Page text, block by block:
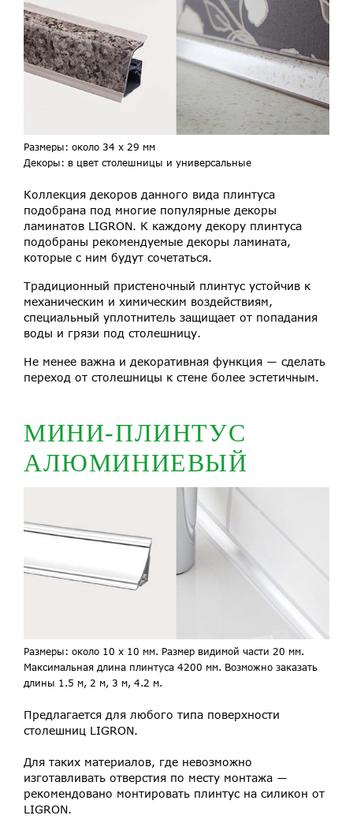
Размеры: около 34 х 29 мм
Декоры: в цвет столешницы и универсальные
Коллекция декоров данного вида плинтуса
подобрана под многие популярные декоры
ламинатов LIGRON. К каждому декору плинтуса
подобраны рекомендуемые декоры ламината,
которые с ним будут сочетаться.
Традиционный пристеночный плинтус устойчив к
механическим и химическим воздействиям,
специальный уплотнитель защищает от попадания
воды и грязи под столешницу.
Не менее важна и декоративная функция ― сделать
переход от столешницы к стене более эстетичным.
МИНИ-ПЛИНТУС
АЛЮМИНИЕВЫЙ
Размеры: около 10 х 10 мм. Размер видимой части 20 мм.
Максимальная длина плинтуса 4200 мм. Возможно заказать
длины 1.5 м, 2 м, 3 м, 4.2 м.
Предлагается для любого типа поверхности
столешниц LIGRON.
Для таких материалов, где невозможно
изготавливать отверстия по месту монтажа ―
рекомендовано монтировать плинтус на силикон от
LIGRON.